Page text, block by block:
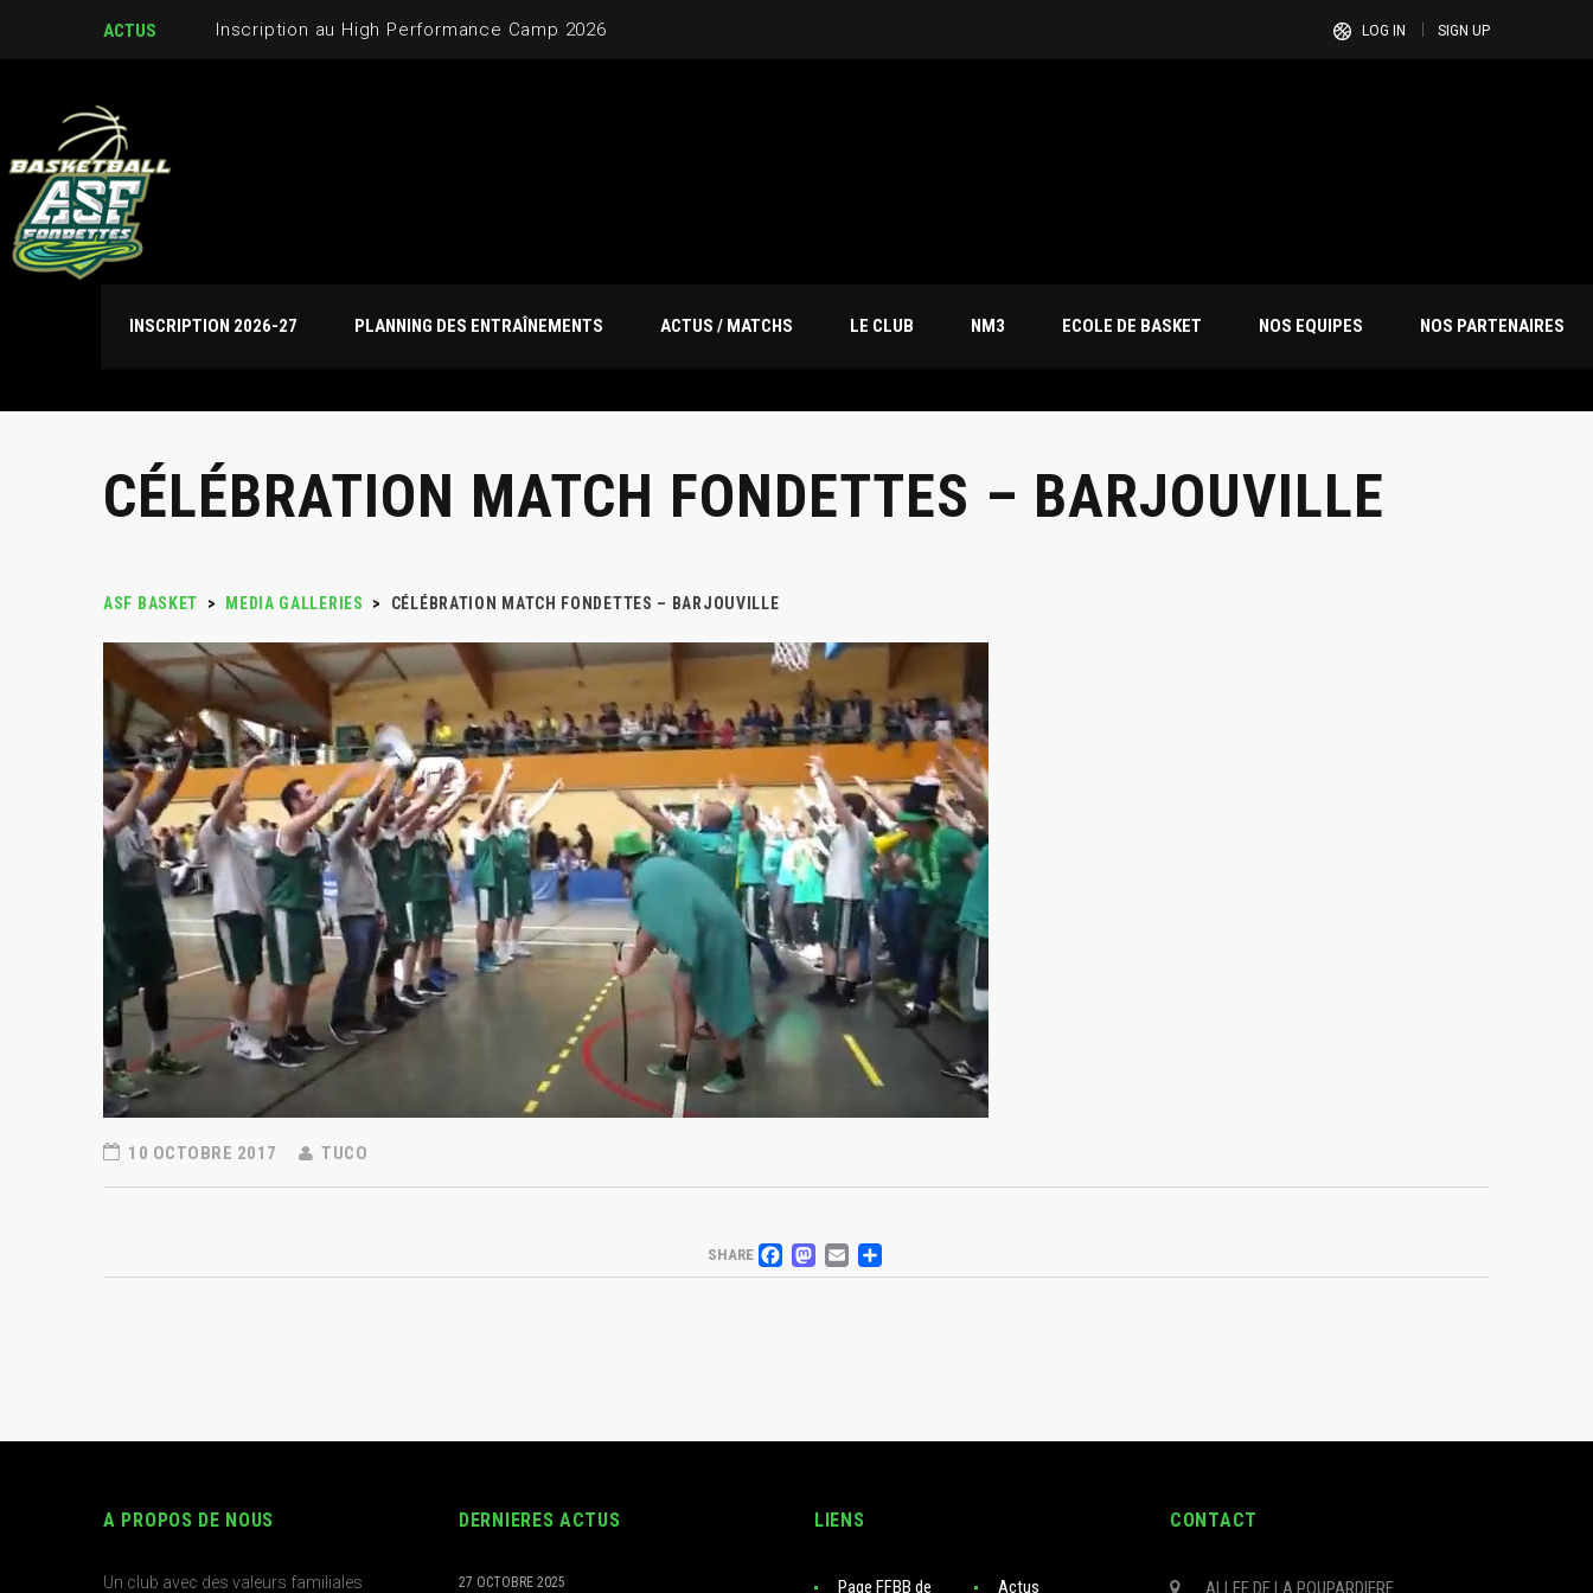
ACTUS Inscription au High Performance Camp 2026 LOG IN SIGN UP
INSCRIPTION 2026-27 PLANNING DES ENTRAÎNEMENTS ACTUS / MATCHS LE CLUB NM3 ECOLE DE BASKET NOS EQUIPES NOS PARTENAIRES
CÉLÉBRATION MATCH FONDETTES – BARJOUVILLE
ASF BASKET > MEDIA GALLERIES > CÉLÉBRATION MATCH FONDETTES – BARJOUVILLE
10 OCTOBRE 2017 TUCO
SHARE FACEBOOK
MASTODON
EMAIL
PARTAGER
A PROPOS DE NOUS
Un club avec des valeurs familiales
DERNIERES ACTUS
27 OCTOBRE 2025
LIENS
Page FFBB de Actus
CONTACT
ALLEE DE LA POUPARDIERE